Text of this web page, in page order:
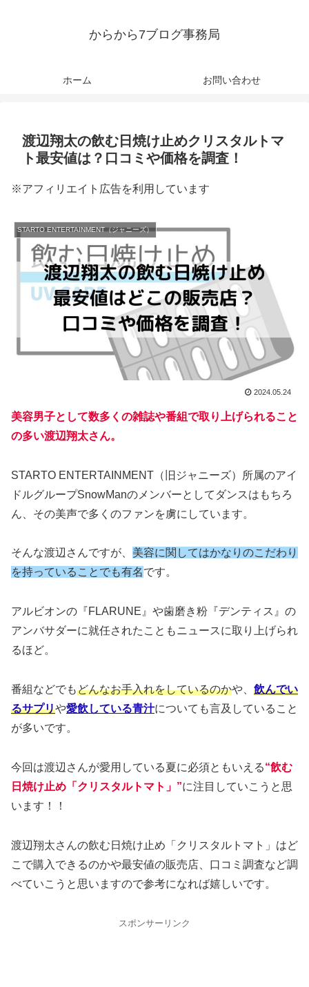
からから7ブログ事務局
ホーム お問い合わせ
渡辺翔太の飲む日焼け止めクリスタルトマ
ト最安値は？口コミや価格を調査！
※アフィリエイト広告を利用しています
STARTO ENTERTAINMENT（ジャニーズ）
2024.05.24
美容男子として数多くの雑誌や番組で取り上げられること
の多い渡辺翔太さん。
STARTO ENTERTAINMENT（旧ジャニーズ）所属のアイ
ドルグループSnowManのメンバーとしてダンスはもちろ
ん、その美声で多くのファンを虜にしています。
そんな渡辺さんですが、 美容に関してはかなりのこだわり
を持っていることでも有名です。
アルビオンの『FLARUNE』や歯磨き粉『デンティス』の
アンバサダーに就任されたこともニュースに取り上げられ
るほど。
番組などでもどんなお手入れをしているのかや、 飲んでい
るサプリや愛飲している青汁についても言及していること
が多いです。
今回は渡辺さんが愛用している夏に必須ともいえる“飲む
日焼け止め「クリスタルトマト」”に注目していこうと思
います！！
渡辺翔太さんの飲む日焼け止め「クリスタルトマト」はど
こで購入できるのかや最安値の販売店、口コミ調査など調
べていこうと思いますので参考になれば嬉しいです。
スポンサーリンク